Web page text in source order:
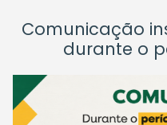
Comunicação
durante o